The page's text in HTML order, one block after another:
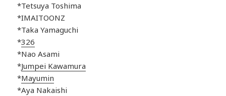
*Tetsuya Toshima
*IMAITOONZ
*Taka Yamaguchi
*326
*Nao Asami
*Jumpei Kawamura
*Mayumin
*Aya Nakaishi